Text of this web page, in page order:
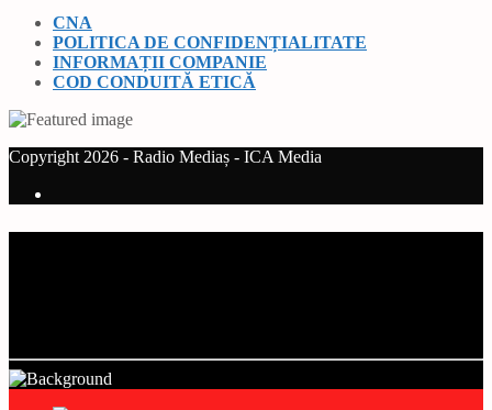
CNA
POLITICA DE CONFIDENȚIALITATE
INFORMAȚII COMPANIE
COD CONDUITĂ ETICĂ
Copyright 2026 - Radio Mediaș - ICA Media